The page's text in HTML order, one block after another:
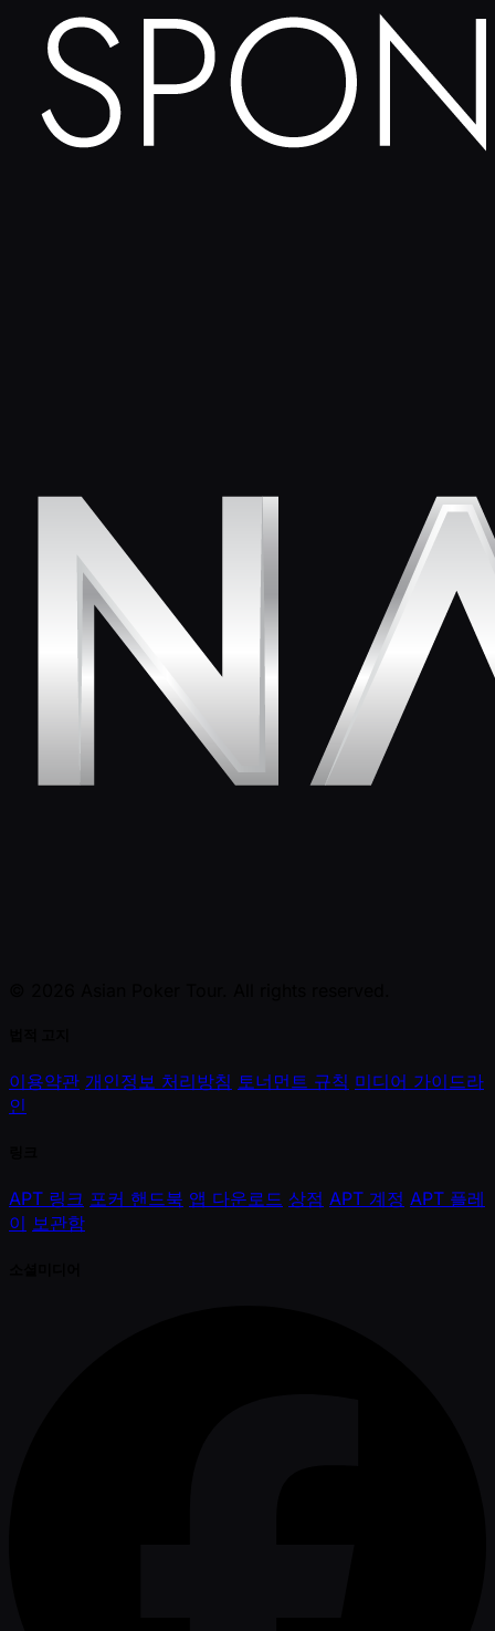
이용약관 개인정보 처리방침 토너먼트 규칙 미디어 가이드라
인
APT 링크 포커 핸드북 앱 다운로드 상점 APT 계정 APT 플레
이 보관함